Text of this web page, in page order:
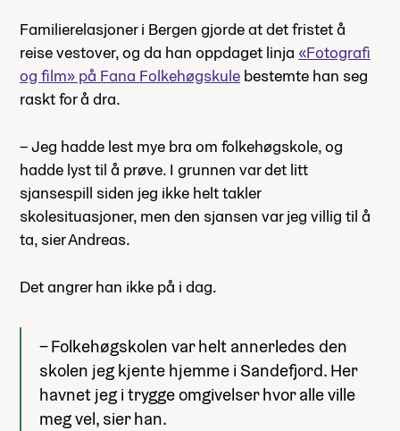
Familierelasjoner i Bergen gjorde at det fristet å
reise vestover, og da han oppdaget linja «Fotografi
og film» på Fana Folkehøgskule bestemte han seg
raskt for å dra.
– Jeg hadde lest mye bra om folkehøgskole, og
hadde lyst til å prøve. I grunnen var det litt
sjansespill siden jeg ikke helt takler
skolesituasjoner, men den sjansen var jeg villig til å
ta, sier Andreas.
Det angrer han ikke på i dag.
– Folkehøgskolen var helt annerledes den
skolen jeg kjente hjemme i Sandefjord. Her
havnet jeg i trygge omgivelser hvor alle ville
meg vel, sier han.